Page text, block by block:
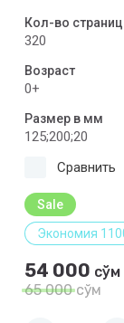
Кол-во страниц
320
Возраст
0+
Размер в мм
125;200;20
Сравнить
Sale
Экономия
54 000 сўм
65 000сўм